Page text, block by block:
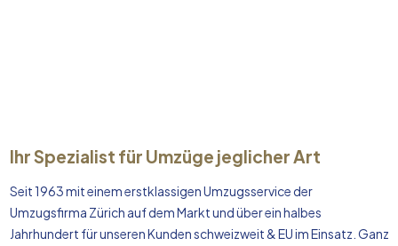
Ihr Spezialist für Umzüge jeglicher Art
Seit 1963 mit einem erstklassigen Umzugsservice der
Umzugsfirma Zürich auf dem Markt und über ein halbes
Jahrhundert für unseren Kunden schweizweit & EU im Einsatz. Ganz